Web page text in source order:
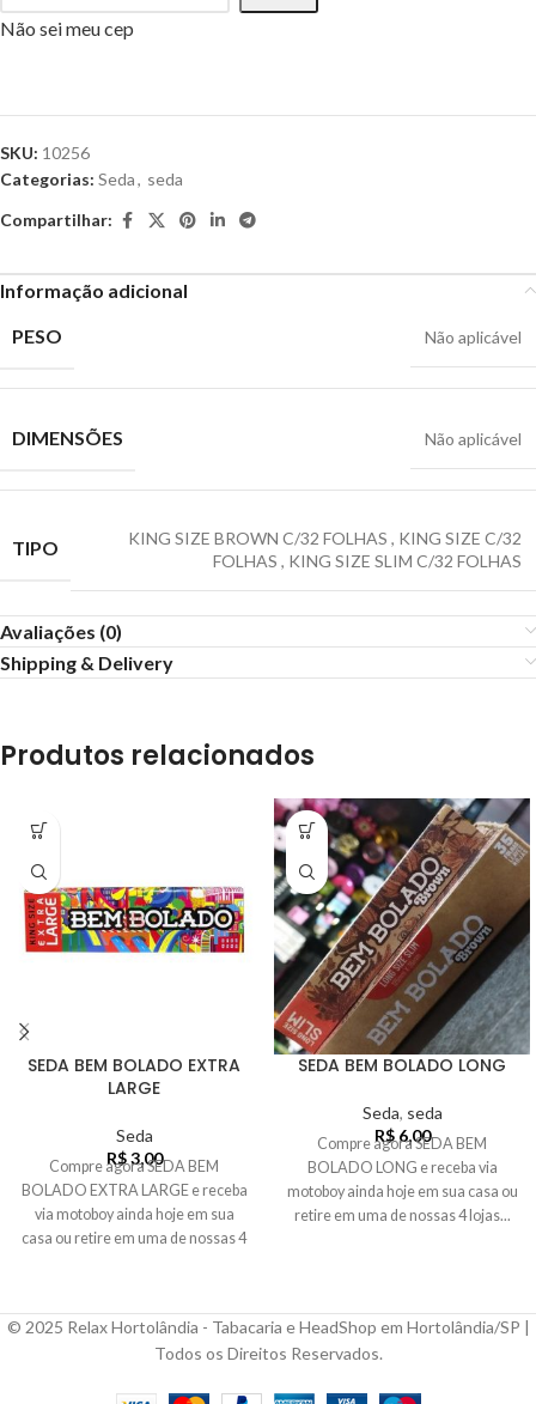
Não sei meu cep
SKU: 10256
Categorias: Seda, seda
Compartilhar:
Informação adicional
PESO
Não aplicável
DIMENSÕES Não aplicável
TIPO KING SIZE BROWN C/32 FOLHAS , KING SIZE C/32
FOLHAS , KING SIZE SLIM C/32 FOLHAS
Avaliações (0)
Shipping & Delivery
Produtos relacionados
SEDA BEM BOLADO EXTRA
LARGE
Seda
R$3,00
Compre agora SEDA BEM
BOLADO EXTRA LARGE e receba
via motoboy ainda hoje em sua
casa ou retire em uma de nossas 4
SEDA BEM BOLADO LONG
Seda, seda
R$6,00
Compre agora SEDA BEM
BOLADO LONG e receba via
motoboy ainda hoje em sua casa ou
retire em uma de nossas 4 lojas...
© 2025 Relax Hortolândia - Tabacaria e HeadShop em Hortolândia/SP |
Todos os Direitos Reservados.